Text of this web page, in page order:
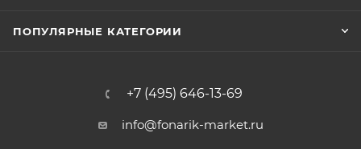
ПОПУЛЯРНЫЕ КАТЕГОРИИ
+7 (495) 646-13-69
info@fonarik-market.ru